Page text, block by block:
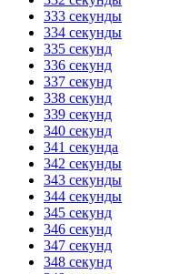
333 секунды
334 секунды
335 секунд
336 секунд
337 секунд
338 секунд
339 секунд
340 секунд
341 секунда
342 секунды
343 секунды
344 секунды
345 секунд
346 секунд
347 секунд
348 секунд